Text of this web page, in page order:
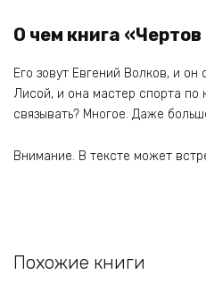
О чем книга
Его зовут Евгений Волков, и
Лисой, и она мастер спорта по
связывать? Многое. Даже
Внимание. В тексте может
Похожие книги